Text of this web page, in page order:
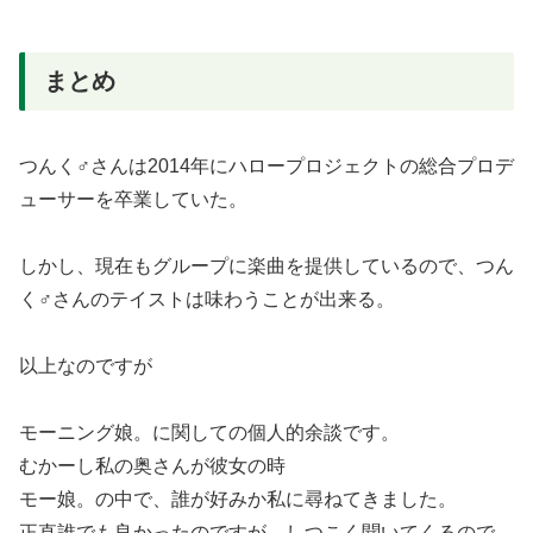
まとめ
つんく♂さんは2014年にハロープロジェクトの総合プロデ
ューサーを卒業していた。
しかし、現在もグループに楽曲を提供しているので、つん
く♂さんのテイストは味わうことが出来る。
以上なのですが
モーニング娘。に関しての個人的余談です。
むかーし私の奥さんが彼女の時
モー娘。の中で、誰が好みか私に尋ねてきました。